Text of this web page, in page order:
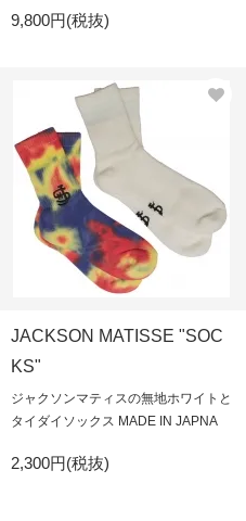
9,800円(税抜)
JACKSON MATISSE "SOC
KS"
ジャクソンマティスの無地ホワイトと
タイダイソックス MADE IN JAPNA
2,300円(税抜)